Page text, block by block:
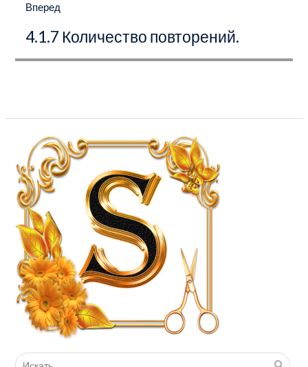
Вперед
запись:
4.1.7 Количество повторений.
Поиск